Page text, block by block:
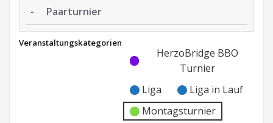
- Paarturnier
Paarturnier
Veranstaltungskategorien
Kategorie
ohne
Kategorie
HerzoBridge BBO
Turnier
Liga
Liga in Lauf
Montagsturnier